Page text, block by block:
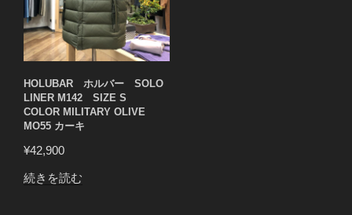
HOLUBAR ホルバー SOLO
LINER M142 SIZE S
COLOR MILITARY OLIVE
MO55 カーキ
¥42,900
続きを読む